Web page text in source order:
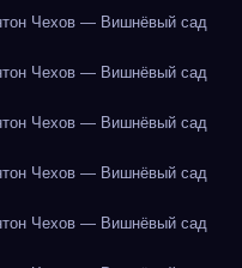
Чехов — Вишнёвый сад
Чехов — Вишнёвый сад
Чехов — Вишнёвый сад
Чехов — Вишнёвый сад
Чехов — Вишнёвый сад